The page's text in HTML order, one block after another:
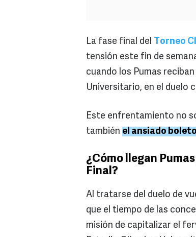
La fase final del Torneo
tensión este fin de
cuando los Pumas
Universitario, en el duelo
Este enfrentamiento no
también el ansiado
¿Cómo llegan
Final?
Al tratarse del duelo de
que el tiempo de las
misión de capitalizar el